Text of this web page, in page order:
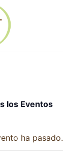
los Eventos
ha pasado.